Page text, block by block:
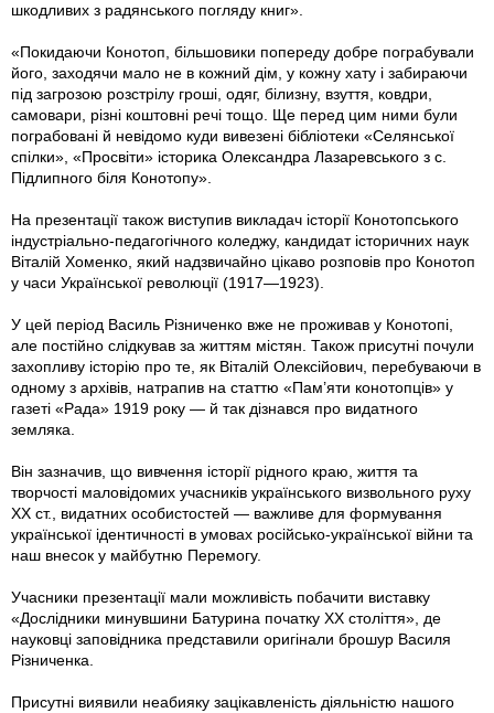
шкодливих з радянського погляду книг».
«Покидаючи Конотоп, більшовики попереду добре пограбували
його, заходячи мало не в кожний дім, у кожну хату і забираючи
під загрозою розстрілу гроші, одяг, білизну, взуття, ковдри,
самовари, різні коштовні речі тощо. Ще перед цим ними були
пограбовані й невідомо куди вивезені бібліотеки «Селянської
спілки», «Просвіти» історика Олександра Лазаревського з с.
Підлипного біля Конотопу».
На презентації також виступив викладач історії Конотопського
індустріально-педагогічного коледжу, кандидат історичних наук
Віталій Хоменко, який надзвичайно цікаво розповів про Конотоп
у часи Української революції (1917—1923).
У цей період Василь Рiзниченко вже не проживав у Конотопі,
але постійно слідкував за життям містян. Також присутні почули
захопливу історію про те, як Віталій Олексійович, перебуваючи в
одному з архівів, натрапив на статтю «Пам’яти конотопців» у
газеті «Рада» 1919 року — й так дізнався про видатного
земляка.
Він зазначив, що вивчення історії рідного краю, життя та
творчості маловідомих учасників українського визвольного руху
ХХ ст., видатних особистостей — важливе для формування
української ідентичності в умовах російсько-української війни та
наш внесок у майбутню Перемогу.
Учасники презентації мали можливість побачити виставку
«Дослідники минувшини Батурина початку ХХ століття», де
науковці заповідника представили оригінали брошур Василя
Рiзниченка.
Присутні виявили неабияку зацікавленість діяльністю нашого